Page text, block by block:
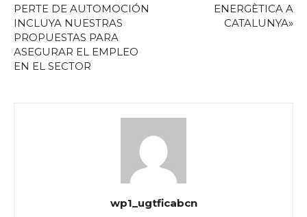
PERTE DE AUTOMOCIÓN
INCLUYA NUESTRAS
PROPUESTAS PARA
ASEGURAR EL EMPLEO
EN EL SECTOR
ENERGÈTICA A
CATALUNYA»
wp1_ugtficabcn